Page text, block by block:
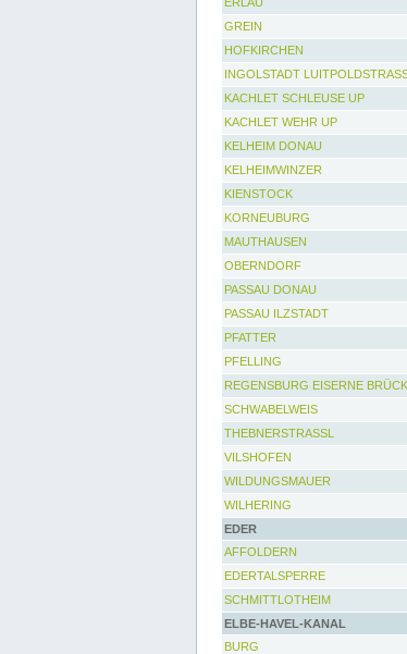
GREIN
HOFKIRCHEN
INGOLSTADT
KACHLET SCHLEUSE UP
KACHLET WEHR UP
KELHEIM DONAU
KELHEIMWINZER
KIENSTOCK
KORNEUBURG
MAUTHAUSEN
OBERNDORF
PASSAU DONAU
PASSAU ILZSTADT
PFATTER
PFELLING
REGENSBURG EISERNE
SCHWABELWEIS
THEBNERSTRASSL
VILSHOFEN
WILDUNGSMAUER
WILHERING
EDER
AFFOLDERN
EDERTALSPERRE
SCHMITTLOTHEIM
ELBE-HAVEL-KANAL
BURG